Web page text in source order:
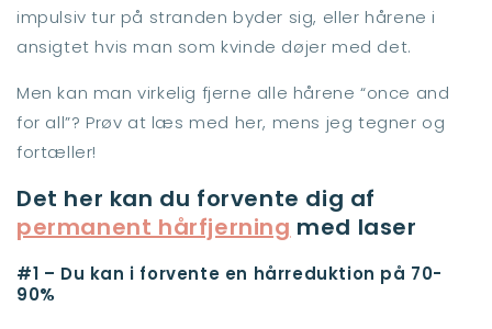
impulsiv tur på stranden byder sig, eller hårene i
ansigtet hvis man som kvinde døjer med det.
Men kan man virkelig fjerne alle hårene “once and
for all”? Prøv at læs med her, mens jeg tegner og
fortæller!
Det her kan du forvente dig af
permanent hårfjerning med laser
#1 – Du kan i forvente en hårreduktion på 70-
90%